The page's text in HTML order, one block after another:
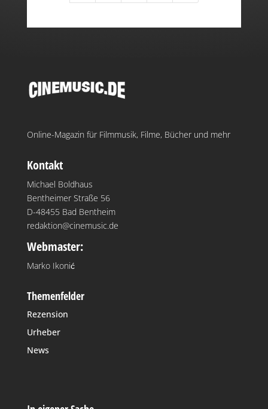
Online-Magazin für Filmmusik, Filme, Bücher und mehr
Kontakt
Michael Boldhaus
Bentheimer Straße 56
D-48455 Bad Bentheim
redaktion@cinemusic.de
Webmaster:
Marko Ikonić
Themenfelder
Rezension
Urheber
News